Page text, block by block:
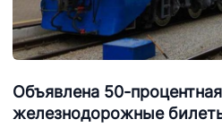
Объявлена 50-
железнодорожные